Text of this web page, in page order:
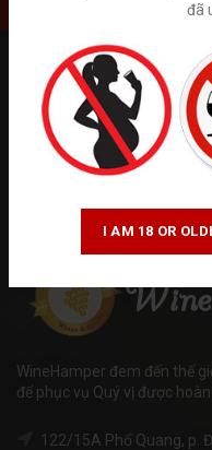
đã
I AM 18 OR
Tuân thủ Nghị định số 185/
quảng cáo số 16/2012/
Winehamper là trang thông
động phi lơi nhuận. Chúng
internet. Vui lòng đến trực
website chỉ mang tính chất
WineHamper đem đến thế
để phục vụ Quý vị được
122/15A Phổ Quang, p.